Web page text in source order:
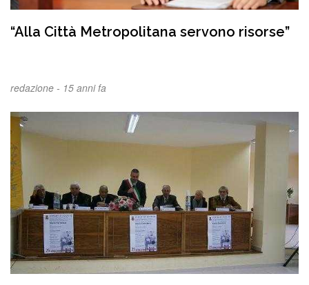
“Alla Città Metropolitana servono risorse”
redazione - 15 anni fa